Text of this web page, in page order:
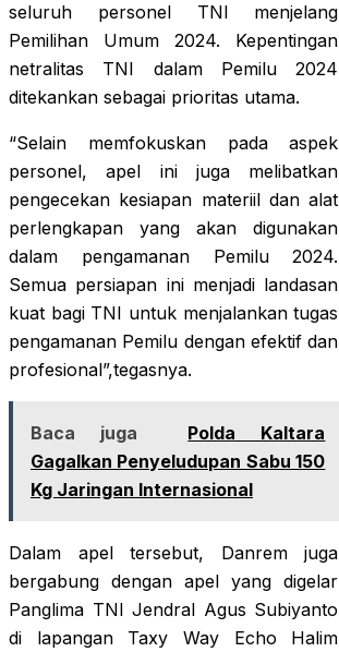
seluruh personel TNI menjelang
Pemilihan Umum 2024. Kepentingan
netralitas TNI dalam Pemilu 2024
ditekankan sebagai prioritas utama.
“Selain memfokuskan pada aspek
personel, apel ini juga melibatkan
pengecekan kesiapan materiil dan alat
perlengkapan yang akan digunakan
dalam pengamanan Pemilu 2024.
Semua persiapan ini menjadi landasan
kuat bagi TNI untuk menjalankan tugas
pengamanan Pemilu dengan efektif dan
profesional”,tegasnya.
Baca juga
Polda Kaltara
Gagalkan Penyeludupan Sabu 150
Kg Jaringan Internasional
Dalam apel tersebut, Danrem juga
bergabung dengan apel yang digelar
Panglima TNI Jendral Agus Subiyanto
di lapangan Taxy Way Echo Halim